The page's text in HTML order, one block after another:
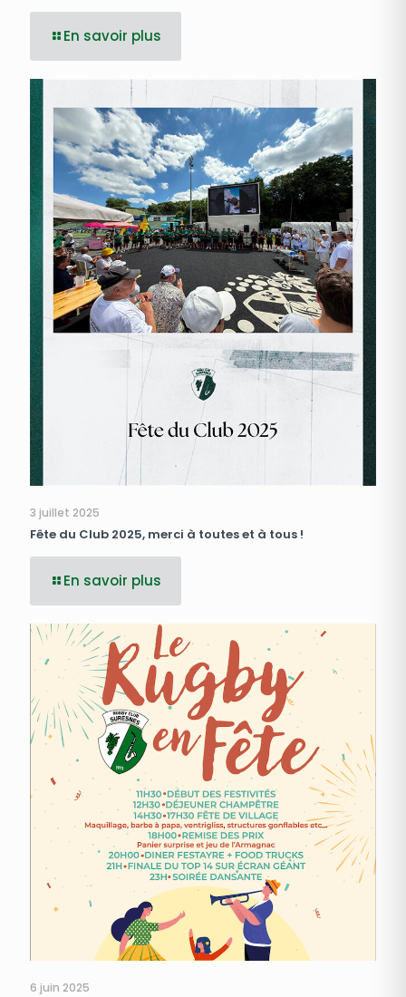
En savoir plus
3 juillet 2025
Fête du Club 2025, merci à toutes et à tous !
En savoir plus
6 juin 2025